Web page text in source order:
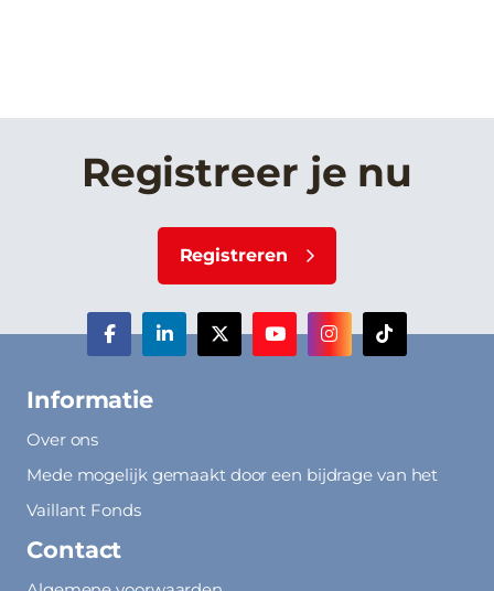
Registreer je nu
Registreren
Informatie
Over ons
Mede mogelijk gemaakt door een bijdrage van het
Vaillant Fonds
Contact